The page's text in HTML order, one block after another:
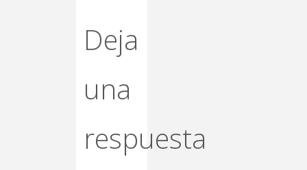
Deja
una
respuesta